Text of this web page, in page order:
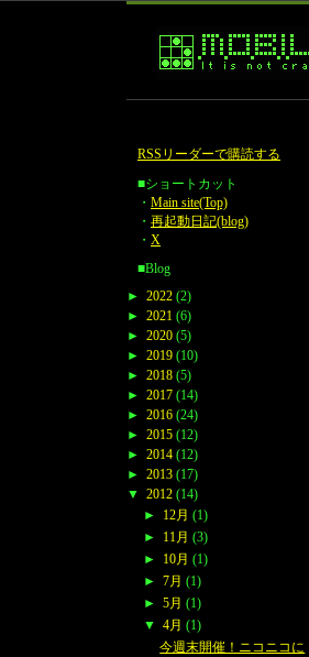
RSSリーダーで購読する
■ショートカット
・ Main site(Top)
・ 再起動日記(blog)
・ X
■Blog
► 2022 (2)
► 2021 (6)
► 2020 (5)
► 2019 (10)
► 2018 (5)
► 2017 (14)
► 2016 (24)
► 2015 (12)
► 2014 (12)
► 2013 (17)
▼ 2012 (14)
►
12月 (1)
►
11月 (3)
►
10月 (1)
► 7月 (1)
► 5月 (1)
▼ 4月 (1)
今週末開催！ニコニコに